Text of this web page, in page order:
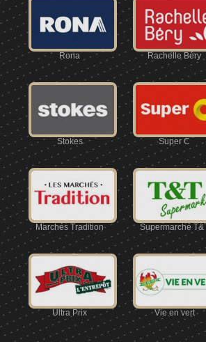
Rona Rachelle Béry
Stokes Super C
Marchés Tradition Supermarché T&T
Ultra Prix Vie en vert